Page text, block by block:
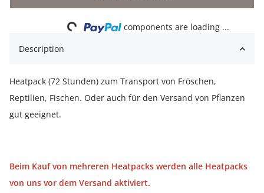
Loading...
components are loading ...
Description
Heatpack (72 Stunden) zum Transport von Fröschen,
Reptilien, Fischen. Oder auch für den Versand von Pflanzen
gut geeignet.
Beim Kauf von mehreren Heatpacks werden alle Heatpacks
von uns vor dem Versand aktiviert.